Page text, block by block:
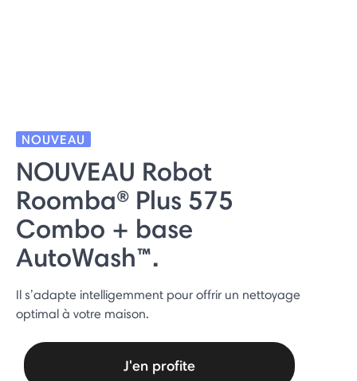
NOUVEAU
NOUVEAU Robot
Roomba® Plus 575
Combo + base
AutoWash™.
Il s’adapte intelligemment pour offrir un nettoyage
optimal à votre maison.
J'en profite